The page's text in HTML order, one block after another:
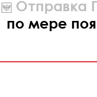
Отправка
по мере